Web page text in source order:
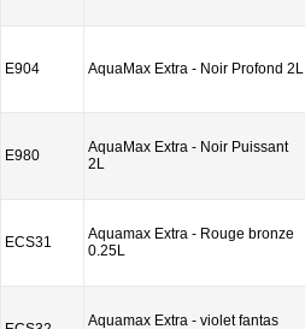
E904 AquaMax Extra - Noir Profond 2L
E980
AquaMax Extra - Noir Puissant
2L
ECS31
Aquamax Extra - Rouge bronze
0.25L
Aquamax Extra - violet fantas